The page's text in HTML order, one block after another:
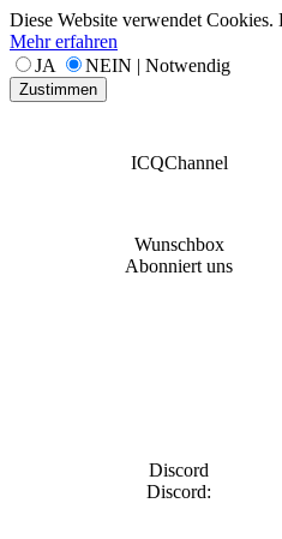
Diese Website verwendet Cookies.
Mehr erfahren
JA
NEIN | Notwendig
Zustimmen
ICQChannel
Wunschbox
Abonniert uns
Discord
Discord: